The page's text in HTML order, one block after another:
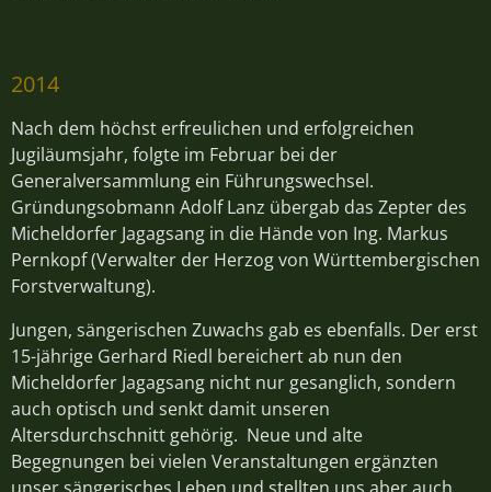
2014
Nach dem höchst erfreulichen und erfolgreichen
Jugiläumsjahr, folgte im Februar bei der
Generalversammlung ein Führungswechsel.
Gründungsobmann Adolf Lanz übergab das Zepter des
Micheldorfer Jagagsang in die Hände von Ing. Markus
Pernkopf (Verwalter der Herzog von Württembergischen
Forstverwaltung).
Jungen, sängerischen Zuwachs gab es ebenfalls. Der erst
15-jährige Gerhard Riedl bereichert ab nun den
Micheldorfer Jagagsang nicht nur gesanglich, sondern
auch optisch und senkt damit unseren
Altersdurchschnitt gehörig. Neue und alte
Begegnungen bei vielen Veranstaltungen ergänzten